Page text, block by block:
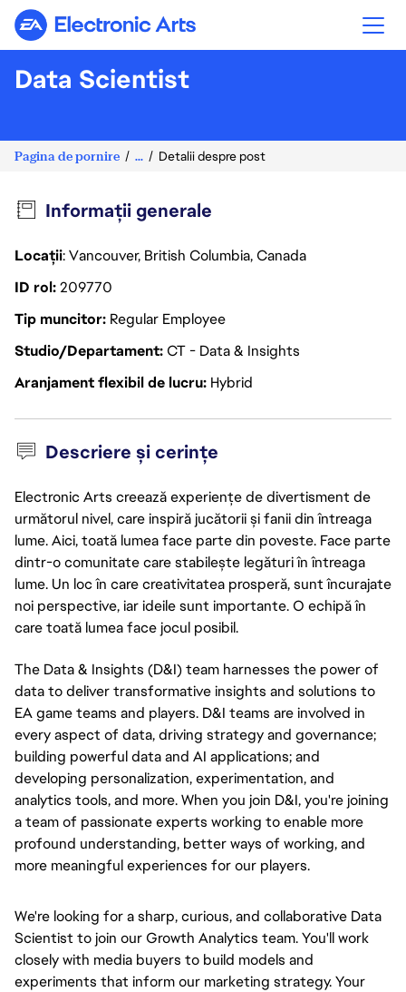
Electronic Arts
Data Scientist
Pagina de pornire ... Detalii despre post
Informații generale
Locații: Vancouver, British Columbia, Canada
ID rol209770
Tip muncitor Regular Employee
Studio/DepartamentCT - Data & Insights
Aranjament flexibil de lucru Hybrid
Descriere și cerințe
Electronic Arts creează experiențe de divertisment de
următorul nivel, care inspiră jucătorii și fanii din întreaga
lume. Aici, toată lumea face parte din poveste. Face parte
dintr-o comunitate care stabilește legături în întreaga
lume. Un loc în care creativitatea prosperă, sunt încurajate
noi perspective, iar ideile sunt importante. O echipă în
care toată lumea face jocul posibil.
The Data & Insights (D&I) team harnesses the power of
data to deliver transformative insights and solutions to
EA game teams and players. D&I teams are involved in
every aspect of data, driving strategy and governance;
building powerful data and AI applications; and
developing personalization, experimentation, and
analytics tools, and more. When you join D&I, you're joining
a team of passionate experts working to enable more
profound understanding, better ways of working, and
more meaningful experiences for our players.
We're looking for a sharp, curious, and collaborative Data
Scientist to join our Growth Analytics team. You'll work
closely with media buyers to build models and
experiments that inform our marketing strategy. Your